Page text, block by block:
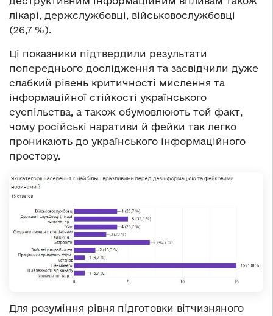
лікарі, держслужбовці, військовослужбовці
(26,7 %).
Ці показники підтвердили результати
попереднього дослідження та засвідчили дуже
слабкий рівень критичності мислення та
інформаційної стійкості українського
суспільства, а також обумовлюють той факт,
чому російські наративи й фейки так легко
проникають до українського інформаційного
простору.
Для розуміння рівня підготовки вітчизняного